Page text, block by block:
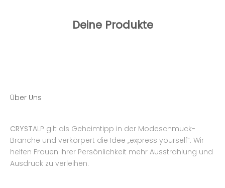
Deine Produkte
Über Uns
CRYSTALP gilt als Geheimtipp in der Modeschmuck-
Branche und verkörpert die Idee „express yourself“. Wir
helfen Frauen ihrer Persönlichkeit mehr Ausstrahlung und
Ausdruck zu verleihen.